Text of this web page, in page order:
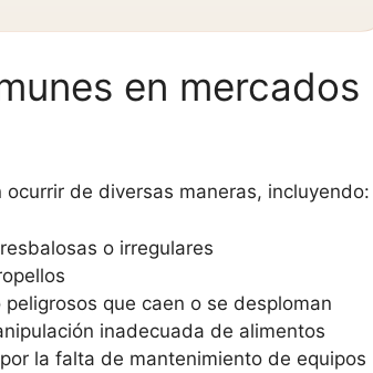
en mercados
de diversas maneras, incluyendo:
o irregulares
que caen o se desploman
inadecuada de alimentos
la falta de mantenimiento de equipos